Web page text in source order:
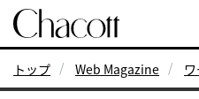
トップ Web Magazine